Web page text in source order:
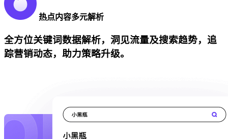
热点内容多元解析
全方位关键词数据解析，洞见流量及搜索趋势，追
踪营销动态，助力策略升级。